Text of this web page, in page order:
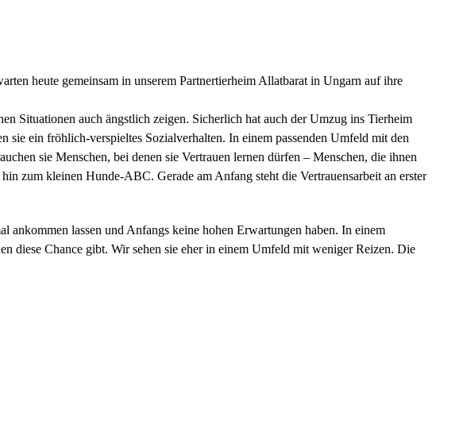
heute gemeinsam in unserem Partnertierheim Allatbarat in Ungarn auf ihre
Situationen auch ängstlich zeigen. Sicherlich hat auch der Umzug ins Tierheim
sie ein fröhlich-verspieltes Sozialverhalten. In einem passenden Umfeld mit den
sie Menschen, bei denen sie Vertrauen lernen dürfen – Menschen, die ihnen
zum kleinen Hunde-ABC. Gerade am Anfang steht die Vertrauensarbeit an erster
ankommen lassen und Anfangs keine hohen Erwartungen haben. In einem
diese Chance gibt. Wir sehen sie eher in einem Umfeld mit weniger Reizen. Die